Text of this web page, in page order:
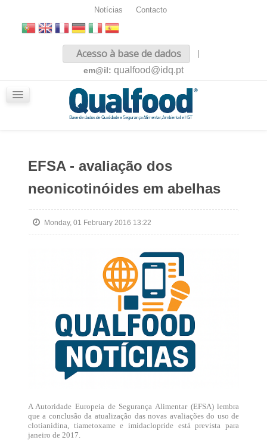
Notícias Contacto
Acesso à base de dados
|
em@il: qualfood@idq.pt
EFSA - avaliação dos
neonicotinóides em abelhas
Monday, 01 February 2016 13:22
A Autoridade Europeia de Segurança Alimentar (EFSA) lembra
que a conclusão da atualização das novas avaliações do uso de
clotianidina, tiametoxame e imidaclopride está prevista para
janeiro de 2017.